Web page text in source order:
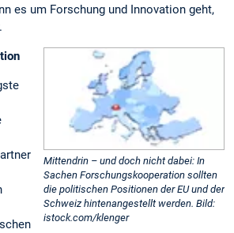
es um Forschung und Innovation geht,
Mittendrin – und doch nicht dabei: In
Sachen Forschungskooperation sollten
die politischen Positionen der EU und der
Schweiz hintenangestellt werden. Bild:
istock.com/klenger